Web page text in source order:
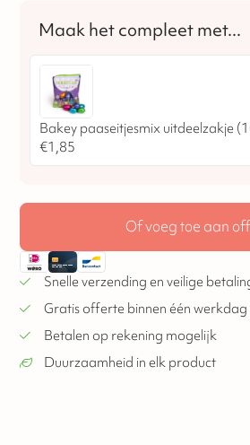
Bakey paaseitjesmix uitdeelzakje
€1,85
Of voeg toe aan
Snelle verzending en veilige
Gratis offerte binnen één werkdag
Betalen op rekening mogelijk
Duurzaamheid in elk product